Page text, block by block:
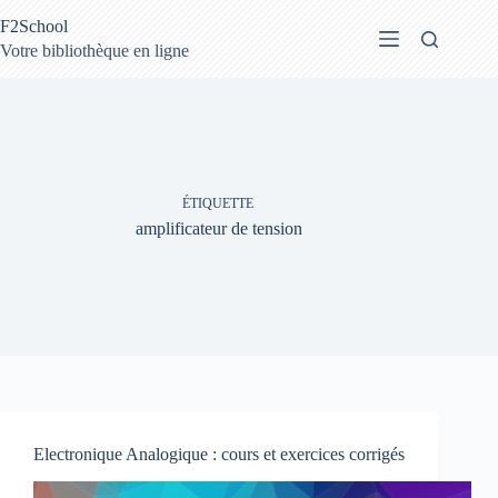
au
contenu
F2School
Votre bibliothèque en ligne
ÉTIQUETTE
amplificateur de tension
Electronique Analogique : cours et exercices corrigés